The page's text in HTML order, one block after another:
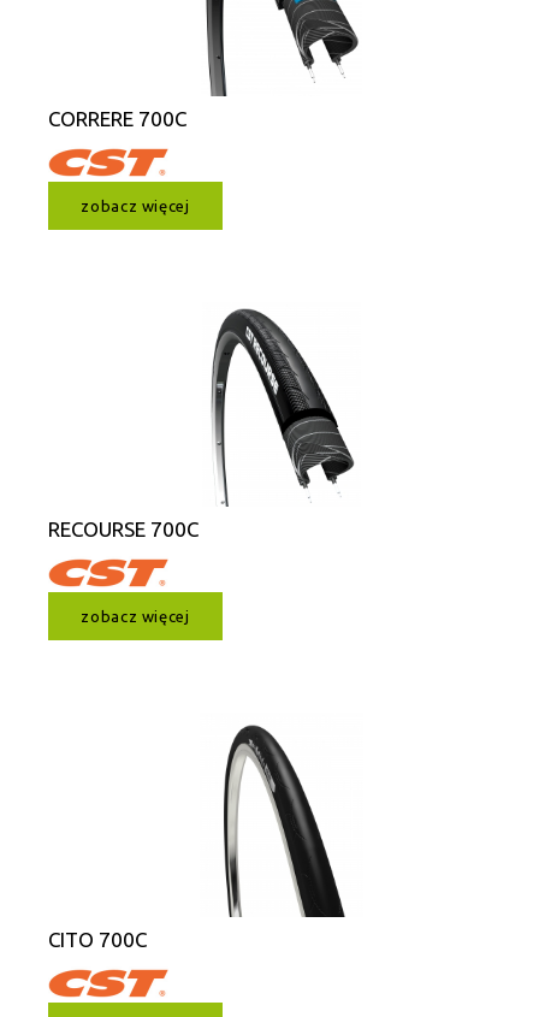
CORRERE 700C
zobacz więcej
RECOURSE 700C
zobacz więcej
CITO 700C